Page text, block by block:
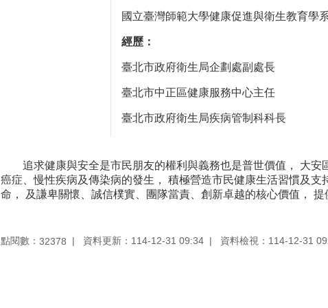
國立臺灣師範大學健康促進與衛生教育學
經歷：
臺北市政府衛生局企劃處副處長
臺北市中正區健康服務中心主任
臺北市政府衛生局疾病管制科科長
追求健康與安全是市民朋友的權利與義務也是普世價值， 大安
癌症、慢性疾病及傳染病的發生， 積極營造市民健康生活習慣及
命， 及謙卑關懷、誠信樸實、團隊當責、創新卓越的核心價值，
點閱數： 32378 資料更新：114-12-31 09:34 資料檢視：114-12-31